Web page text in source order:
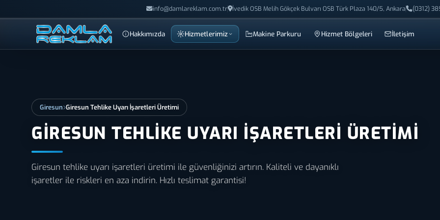
info@damlareklam.com.tr İvedik OSB Melih Gökçek Bulvarı OSB Türk Plaza 140/5, Ankara (0312)
Hakkımızda Hizmetlerimiz Makine Parkuru Hizmet Bölgeleri İletişim
Giresun Giresun Tehlike Uyarı İşaretleri Üretimi
GIRESUN TEHLIKE UYARI İŞARETLERI ÜRETIMI
Giresun tehlike uyarı işaretleri üretimi ile güvenliğinizi artırın. Kaliteli ve dayanıklı
işaretler ile riskleri en aza indirin. Hızlı teslimat garantisi!